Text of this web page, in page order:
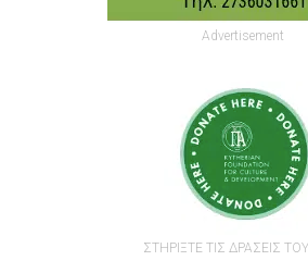
Advertisement
ΣΤΗΡΙΞΤΕ ΤΙΣ ΔΡΑΣΕΙΣ